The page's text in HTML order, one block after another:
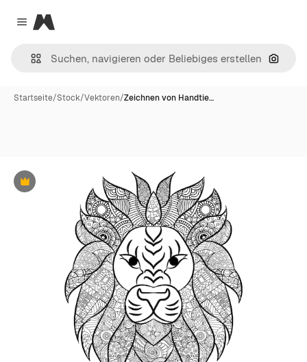
Close menu
Magnific
Nach
Startseite/Stock/Vektoren/Zeichnen von Handtie…
Premium